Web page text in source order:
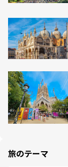
旅のテーマ